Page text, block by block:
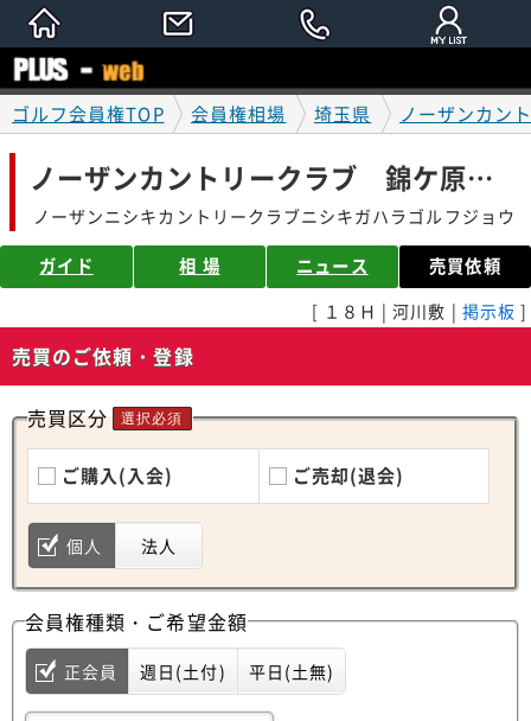
ゴルフ会員権TOP 会員権相場 埼玉県 ノーザンカン
ノーザンカントリークラブ 錦ケ原ゴルフ場
ノーザンニシキカントリークラブニシキガハラゴルフジョウ
ガイド 相 場 ニュース 売買依頼
[ １８Ｈ | 河川敷 | 掲示板 ]
売買のご依頼・登録
売買区分 選択必須
ご購入(入会) ご売却(退会)
個人 法人
会員権種類・ご希望金額
正会員 週日(土付) 平日(土無)